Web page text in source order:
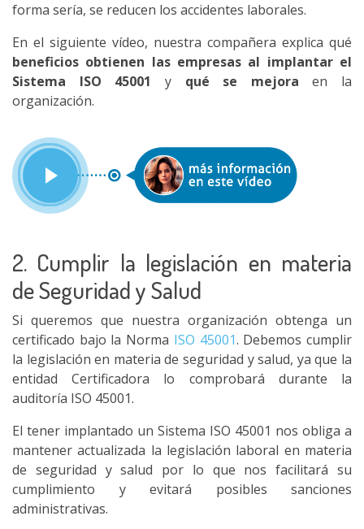
forma sería, se reducen los accidentes laborales.
En el siguiente vídeo, nuestra compañera explica qué
beneficios obtienen las empresas al implantar el
Sistema ISO 45001
y qué se mejora en la
organización.
2. Cumplir la legislación en materia
de Seguridad y Salud
Si queremos que nuestra organización obtenga un
certificado bajo la Norma ISO 45001. Debemos cumplir
la legislación en materia de seguridad y salud, ya que la
entidad Certificadora lo comprobará durante la
auditoría ISO 45001.
El tener implantado un Sistema ISO 45001 nos obliga a
mantener actualizada la legislación laboral en materia
de seguridad y salud por lo que nos facilitará su
cumplimiento y evitará posibles sanciones
administrativas.